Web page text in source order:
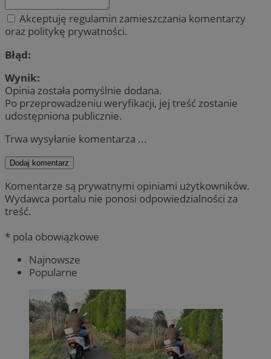
Akceptuję regulamin zamieszczania komentarzy
oraz politykę prywatności.
Błąd:
Wynik:
Opinia została pomyślnie dodana.
Po przeprowadzeniu weryfikacji, jej treść zostanie
udostępniona publicznie.
Trwa wysyłanie komentarza ...
Dodaj komentarz
Komentarze są prywatnymi opiniami użytkowników.
Wydawca portalu nie ponosi odpowiedzialności za
treść.
* pola obowiązkowe
Najnowsze
Popularne